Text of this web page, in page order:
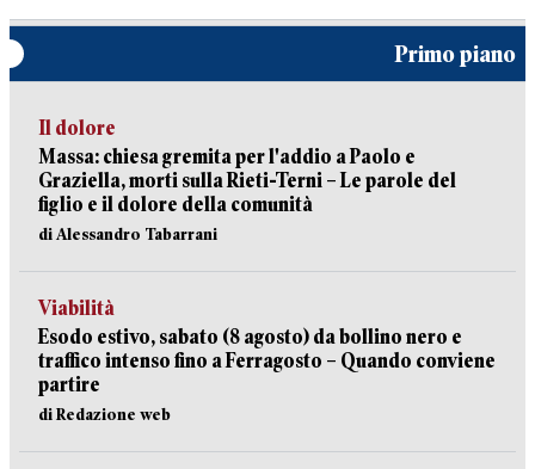
Primo piano
Il dolore
Massa: chiesa gremita per l'addio a Paolo e
Graziella, morti sulla Rieti-Terni – Le parole del
figlio e il dolore della comunità
di Alessandro Tabarrani
Viabilità
Esodo estivo, sabato (8 agosto) da bollino nero e
traffico intenso fino a Ferragosto – Quando conviene
partire
di Redazione web